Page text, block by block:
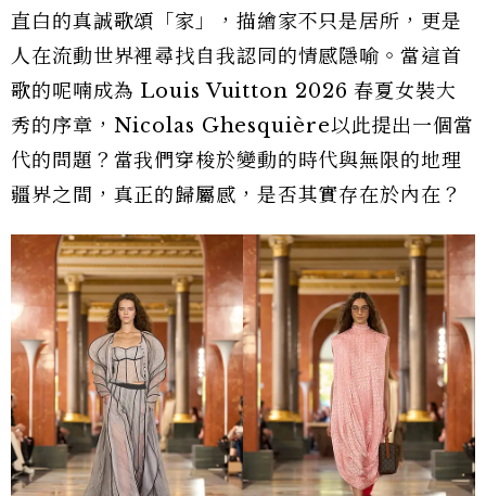
直白的真誠歌頌「家」，描繪家不只是居所，更是
人在流動世界裡尋找自我認同的情感隱喻。當這首
歌的呢喃成為 Louis Vuitton 2026 春夏女裝大
秀的序章，Nicolas Ghesquière以此提出一個當
代的問題？當我們穿梭於變動的時代與無限的地理
疆界之間，真正的歸屬感，是否其實存在於內在？